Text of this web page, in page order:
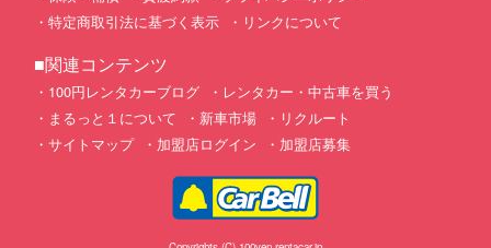
特定商取引法に基づく表示
リンクについて
■関連コンテンツ
100円レンタカーブログ
レンタカー・中古車を買う
まるっと１について
新車市場
リクルート
サイトマップ
加盟店ログイン 加盟店募集